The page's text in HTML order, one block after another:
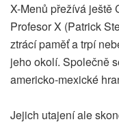
X-Menů přežívá ještě
Profesor X (Patrick
ztrácí paměť a trpí
jeho okolí. Společně
americko-mexické
Jejich utajení ale